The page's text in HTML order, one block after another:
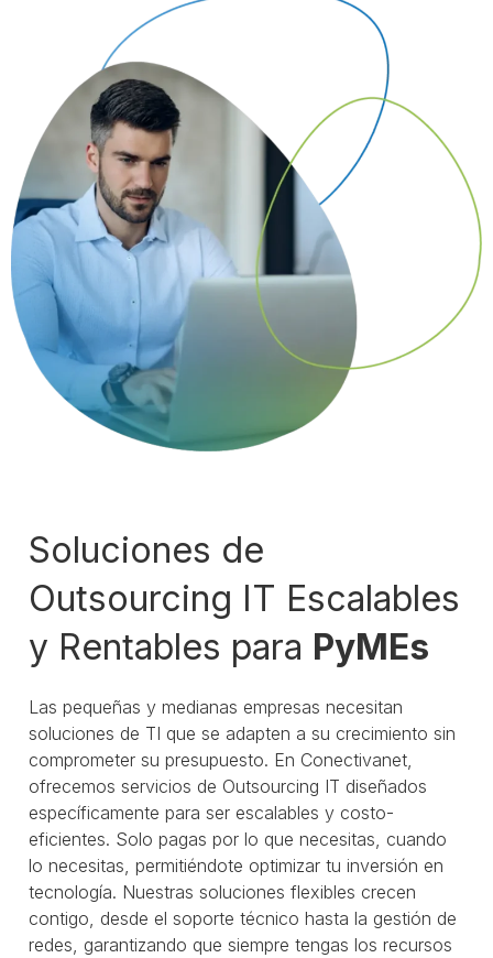
Soluciones de
Outsourcing IT Escalables
y Rentables para PyMEs
Las pequeñas y medianas empresas necesitan
soluciones de TI que se adapten a su crecimiento sin
comprometer su presupuesto. En Conectivanet,
ofrecemos servicios de Outsourcing IT diseñados
específicamente para ser escalables y costo-
eficientes. Solo pagas por lo que necesitas, cuando
lo necesitas, permitiéndote optimizar tu inversión en
tecnología. Nuestras soluciones flexibles crecen
contigo, desde el soporte técnico hasta la gestión de
redes, garantizando que siempre tengas los recursos